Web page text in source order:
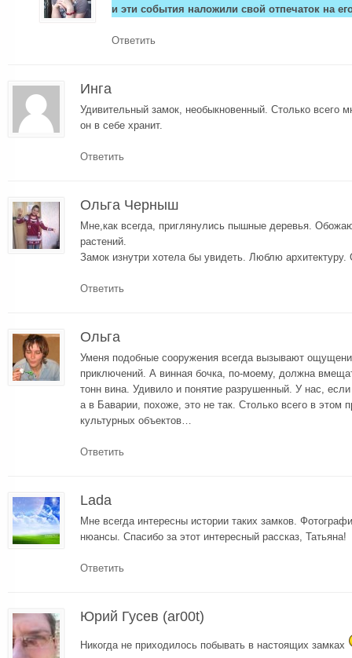
и эти события наложили свой отпечаток на
Ответить
Инга
Удивительный замок, необыкновенный. Столько всего
он в себе хранит.
Ответить
Ольга Черныш
Мне,как всегда, приглянулись пышные деревья.
растений.
Замок изнутри хотела бы увидеть. Люблю архитектуру.
Ответить
Ольга
Уменя подобные сооружения всегда вызывают
приключений. А винная бочка, по-моему, должна
тонн вина. Удивило и понятие разрушенный. У нас,
а в Баварии, похоже, это не так. Столько всего в этом
культурных объектов…
Ответить
Lada
Мне всегда интересны истории таких замков.
нюансы. Спасибо за этот интересный рассказ, Татьяна!
Ответить
Юрий Гусев (ar00t)
Никогда не приходилось побывать в настоящих замках